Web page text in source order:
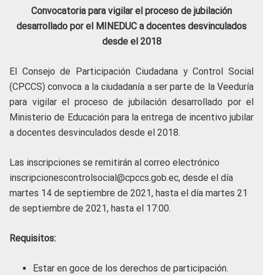
Convocatoria para vigilar el proceso de jubilación
desarrollado por el MINEDUC a docentes desvinculados
desde el 2018
El Consejo de Participación Ciudadana y Control Social
(CPCCS) convoca a la ciudadanía a ser parte de la Veeduría
para vigilar el proceso de jubilación desarrollado por el
Ministerio de Educación para la entrega de incentivo jubilar
a docentes desvinculados desde el 2018.
Las inscripciones se remitirán al correo electrónico
inscripcionescontrolsocial@cpccs.gob.ec, desde el día
martes 14 de septiembre de 2021, hasta el día martes 21
de septiembre de 2021, hasta el 17:00.
Requisitos:
Estar en goce de los derechos de participación.